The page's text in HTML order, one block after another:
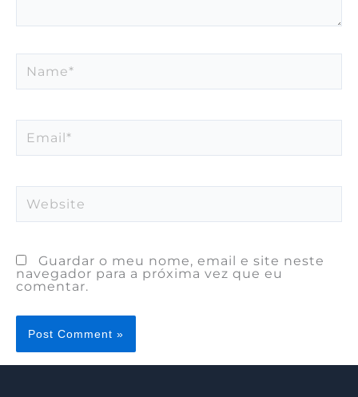
Name*
Email*
Website
Guardar o meu nome, email e site neste
navegador para a próxima vez que eu
comentar.